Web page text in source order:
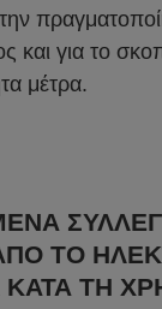
την
και για το
μέτρα.
ΤΟ
ΤΗ